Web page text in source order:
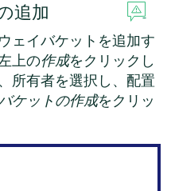
追加
ェイバケットを追加す
上の作成をクリックし
所有者を選択し、配置
ケットの作成をクリッ